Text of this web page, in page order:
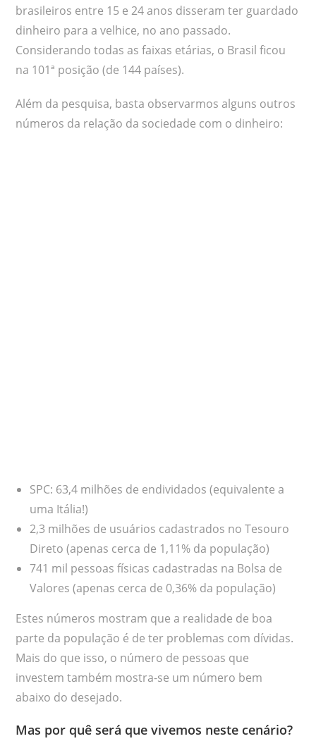
brasileiros entre 15 e 24 anos disseram ter guardado
dinheiro para a velhice, no ano passado.
Considerando todas as faixas etárias, o Brasil ficou
na 101ª posição (de 144 países).
Além da pesquisa, basta observarmos alguns outros
números da relação da sociedade com o dinheiro:
SPC: 63,4 milhões de endividados (equivalente a
uma Itália!)
2,3 milhões de usuários cadastrados no Tesouro
Direto (apenas cerca de 1,11% da população)
741 mil pessoas físicas cadastradas na Bolsa de
Valores (apenas cerca de 0,36% da população)
Estes números mostram que a realidade de boa
parte da população é de ter problemas com dívidas.
Mais do que isso, o número de pessoas que
investem também mostra-se um número bem
abaixo do desejado.
Mas por quê será que vivemos neste cenário?